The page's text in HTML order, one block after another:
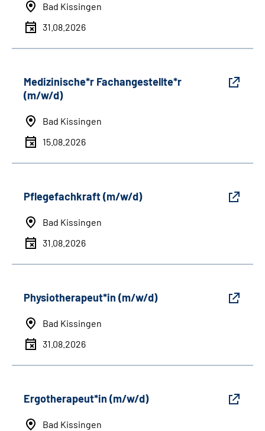
Bad Kissingen
31.08.2026
Medizinische*r Fachangestellte*r
(m/w/d)
Bad Kissingen
15.08.2026
Pflegefachkraft (m/w/d)
Bad Kissingen
31.08.2026
Physiotherapeut*in (m/w/d)
Bad Kissingen
31.08.2026
Ergotherapeut*in (m/w/d)
Bad Kissingen